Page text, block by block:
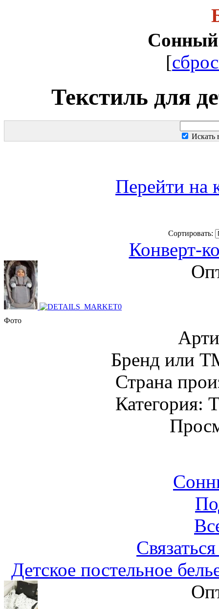
[
Текстиль для
Искать
Перейти на
Сортировать:
Конверт-
Фото
Бренд или
Страна
Категория:
Детское постельное